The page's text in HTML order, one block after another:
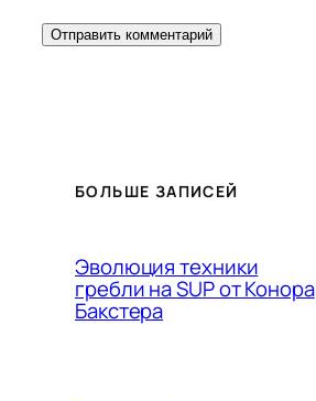
БОЛЬШЕ ЗАПИСЕЙ
Эволюция техники
гребли на SUP от Конора
Бакстера